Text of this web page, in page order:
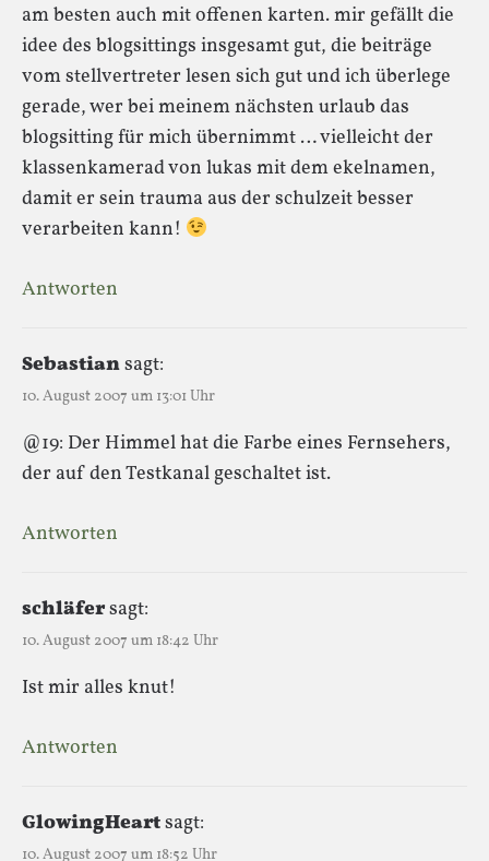
am besten auch mit offenen karten. mir gefällt die
idee des blogsittings insgesamt gut, die beiträge
vom stellvertreter lesen sich gut und ich überlege
gerade, wer bei meinem nächsten urlaub das
blogsitting für mich übernimmt … vielleicht der
klassenkamerad von lukas mit dem ekelnamen,
damit er sein trauma aus der schulzeit besser
verarbeiten kann!
Antworten
Sebastiansagt:
10. August 2007 um 13:01 Uhr
@19: Der Himmel hat die Farbe eines Fernsehers,
der auf den Testkanal geschaltet ist.
Antworten
schläfersagt:
10. August 2007 um 18:42 Uhr
Ist mir alles knut!
Antworten
GlowingHeartsagt:
10. August 2007 um 18:52 Uhr